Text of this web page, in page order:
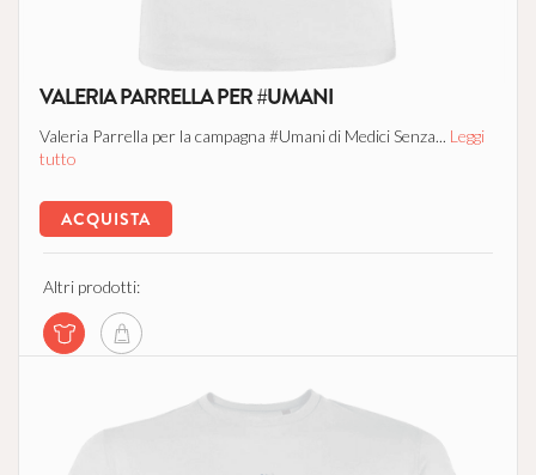
VALERIA PARRELLA PER #UMANI
Valeria Parrella per la campagna #Umani di Medici Senza... Leggi
tutto
ACQUISTA
Altri prodotti: